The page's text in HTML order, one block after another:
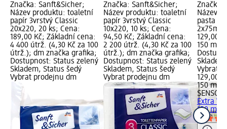
Značka: Sanft&Sicher;
Název produktu: toaletní
papír 3vrstvý Classic
20x220, 20 ks; Cena:
189,00 Kč; Základní cena:
4 400 útrž. (4,30 Kč za 100
útrž.); dm značka grafika;
Dostupnost: Status zelený
Skladem, Status šedý
Vybrat prodejnu dm
Značka: Sanft&Sicher;
Název produktu: toaletní
papír 3vrstvý Classic
10x220, 10 ks; Cena:
94,50 Kč; Základní cena:
2 200 útrž. (4,30 Kč za 100
útrž.); dm značka grafika;
Dostupnost: Status zelený
Skladem, Status šedý
Vybrat prodejnu dm
Značka:
Název
pasta
2x75ml,
129,00
150 ml
Vybrat
129,00
150 ml
Extra
150 ml